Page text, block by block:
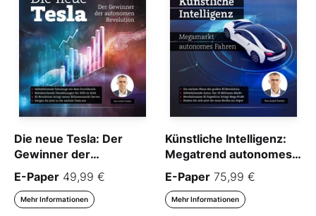
Die neue Tesla: Der
Gewinner der
autonomen Revolution
E-Paper 49,99 €
Mehr Informationen
Künstliche Intelligenz:
Megatrend autonomes
Fahren
E-Paper 75,99 €
Mehr Informationen